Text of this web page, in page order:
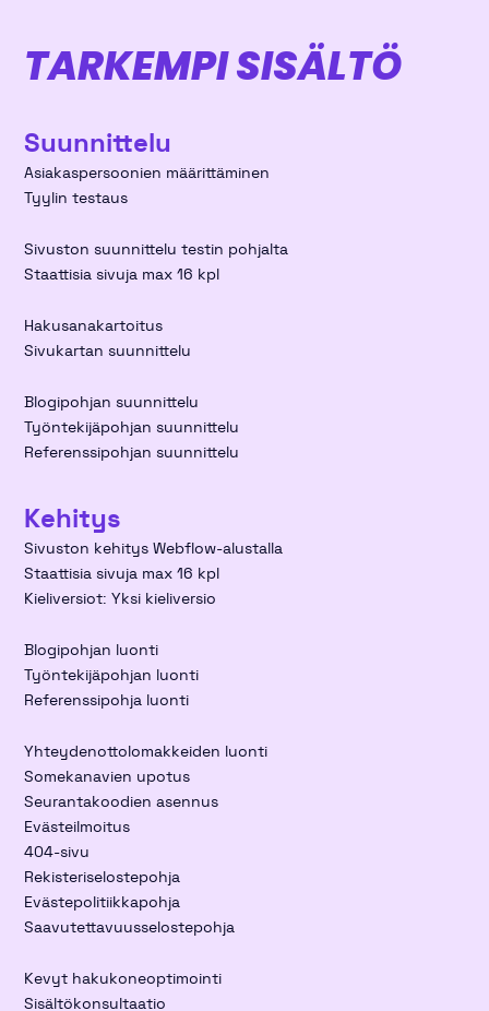
TARKEMPI SISÄLTÖ
Suunnittelu
Asiakaspersoonien määrittäminen
Tyylin testaus
Sivuston suunnittelu testin pohjalta
Staattisia sivuja max 16 kpl
Hakusanakartoitus
Sivukartan suunnittelu
Blogipohjan suunnittelu
Työntekijäpohjan suunnittelu
Referenssipohjan suunnittelu
Kehitys
Sivuston kehitys Webflow-alustalla
Staattisia sivuja max 16 kpl
Kieliversiot: Yksi kieliversio
Blogipohjan luonti
Työntekijäpohjan luonti
Referenssipohja luonti
Yhteydenottolomakkeiden luonti
Somekanavien upotus
Seurantakoodien asennus
Evästeilmoitus
404-sivu
Rekisteriselostepohja
Evästepolitiikkapohja
Saavutettavuusselostepohja
Kevyt hakukoneoptimointi
Sisältökonsultaatio